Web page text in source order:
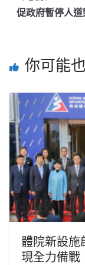
促政府暫停人
你可能
體院新設施
現全力備戰